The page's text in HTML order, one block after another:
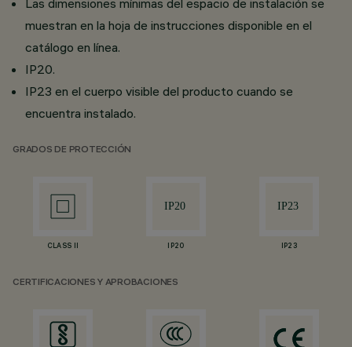
Las dimensiones mínimas del espacio de instalación se
muestran en la hoja de instrucciones disponible en el
catálogo en línea.
IP20.
IP23 en el cuerpo visible del producto cuando se
encuentra instalado.
GRADOS DE PROTECCIÓN
CLASS II IP20 IP23
CERTIFICACIONES Y APROBACIONES